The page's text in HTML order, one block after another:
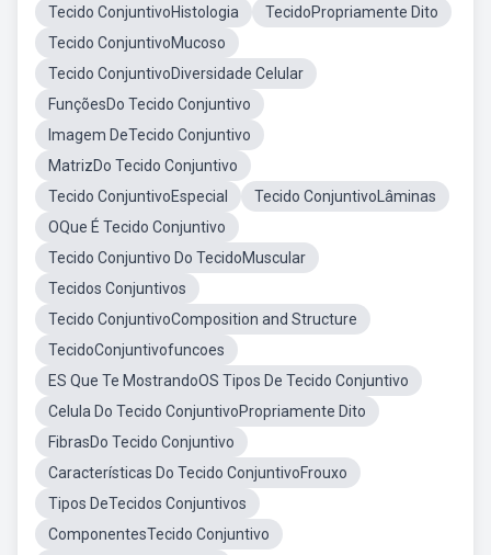
Tecido ConjuntivoHistologia
TecidoPropriamente Dito
Tecido ConjuntivoMucoso
Tecido ConjuntivoDiversidade Celular
FunçõesDo Tecido Conjuntivo
Imagem DeTecido Conjuntivo
MatrizDo Tecido Conjuntivo
Tecido ConjuntivoEspecial
Tecido ConjuntivoLâminas
OQue É Tecido Conjuntivo
Tecido Conjuntivo Do TecidoMuscular
Tecidos Conjuntivos
Tecido ConjuntivoComposition and Structure
TecidoConjuntivofuncoes
ES Que Te MostrandoOS Tipos De Tecido Conjuntivo
Celula Do Tecido ConjuntivoPropriamente Dito
FibrasDo Tecido Conjuntivo
Características Do Tecido ConjuntivoFrouxo
Tipos DeTecidos Conjuntivos
ComponentesTecido Conjuntivo